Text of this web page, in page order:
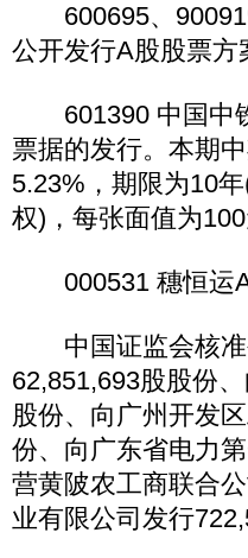
600695、900919
公开发行A股股票方
601390 中国中铁
票据的发行。本期
5.23%，期限为10
权)，每张面值为
000531 穗恒运
中国证监会核准
62,851,693股股份
股份、向广州开发
份、向广东省电力
营黄陂农工商联合
业有限公司发行